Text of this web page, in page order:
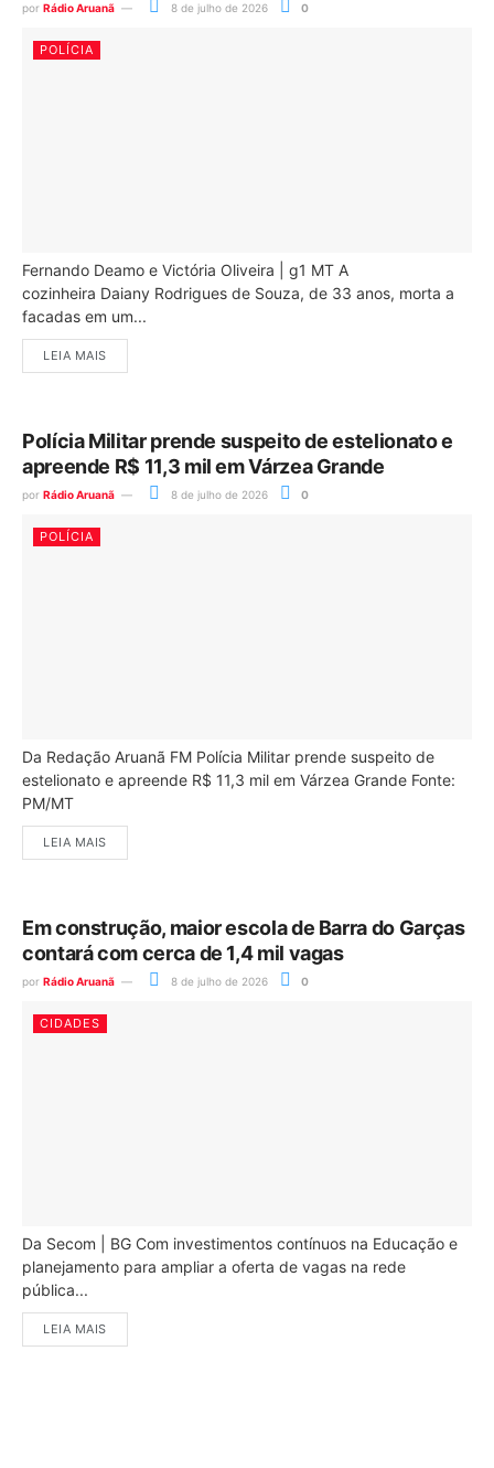
por Rádio Aruanã 8 de julho de 2026 0
POLÍCIA
Fernando Deamo e Victória Oliveira | g1 MT A
cozinheira Daiany Rodrigues de Souza, de 33 anos, morta a
facadas em um...
LEIA MAIS
Polícia Militar prende suspeito de estelionato e
apreende R$ 11,3 mil em Várzea Grande
por Rádio Aruanã 8 de julho de 2026 0
POLÍCIA
Da Redação Aruanã FM Polícia Militar prende suspeito de
estelionato e apreende R$ 11,3 mil em Várzea Grande Fonte:
PM/MT
LEIA MAIS
Em construção, maior escola de Barra do Garças
contará com cerca de 1,4 mil vagas
por Rádio Aruanã 8 de julho de 2026 0
CIDADES
Da Secom | BG Com investimentos contínuos na Educação e
planejamento para ampliar a oferta de vagas na rede
pública...
LEIA MAIS